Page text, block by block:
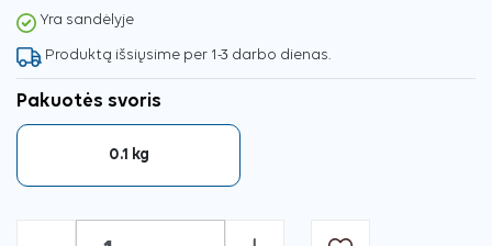
Yra sandėlyje
Produktą išsiųsime per 1-3 darbo dienas.
Pakuotės svoris
0.1 kg